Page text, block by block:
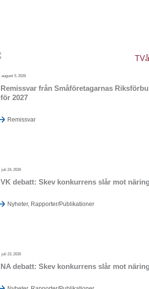
augusti 5, 2026
Remissvar från Småföretagarnas
för 2027
Remissvar
juli 24, 2026
VK debatt: Skev konkurrens slår mot
Nyheter, Rapporter/Publikationer
juli 23, 2026
NA debatt: Skev konkurrens slår mot